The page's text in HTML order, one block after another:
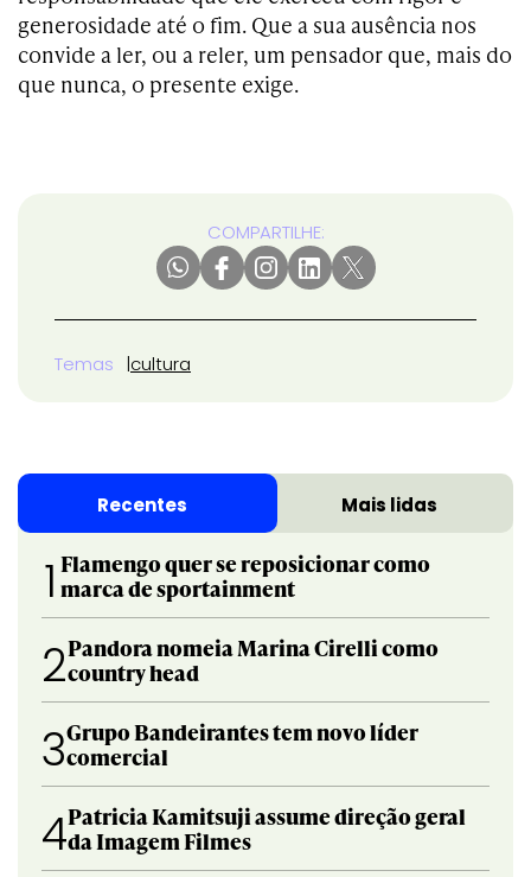
generosidade até o fim. Que a sua ausência nos
convide a ler, ou a reler, um pensador que, mais do
que nunca, o presente exige.
COMPARTILHE:
Temas cultura
Recentes Mais lidas
1 Flamengo quer se reposicionar como
marca de sportainment
2Pandora nomeia Marina Cirelli como
country head
3Grupo Bandeirantes tem novo líder
comercial
4Patricia Kamitsuji assume direção geral
da Imagem Filmes